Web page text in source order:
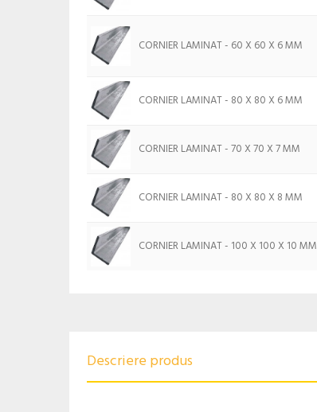
CORNIER LAMINAT - 60 X 60 X 6 MM
CORNIER LAMINAT - 80 X 80 X 6 MM
CORNIER LAMINAT - 70 X 70 X 7 MM
CORNIER LAMINAT - 80 X 80 X 8 MM
CORNIER LAMINAT - 100 X 100 X 10 MM
Descriere produs